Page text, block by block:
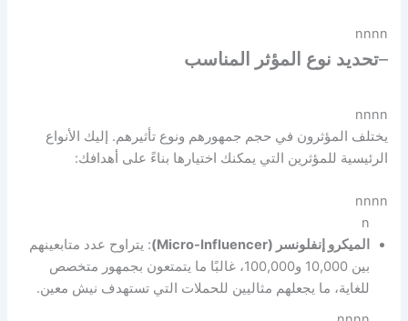
nnnn
–تحديد نوع المؤثر المناسب
nnnn
يختلف المؤثرون في حجم جمهورهم ونوع تأثيرهم. إليك الأنواع
الرئيسية للمؤثرين التي يمكنك اختيارها بناءً على أهدافك:
nnnn
n
الميكرو إنفلونسر (Micro-Influencer)
: يتراوح عدد متابعينهم
بين 10,000 و100,000، غالبًا ما يتمتعون بجمهور متخصص
للغاية، ما يجعلهم مثاليين للحملات التي تستهدف نيش معين.